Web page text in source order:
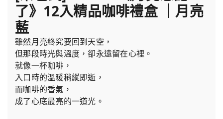
了》12入精品咖啡禮盒 ｜月亮
藍
雖然月亮終究要回到天空，
但那段時光與溫度，卻永遠留在心裡。
就像一杯咖啡，
入口時的溫暖稍縱即逝，
而咖啡的香氣，
成了心底最亮的一道光。